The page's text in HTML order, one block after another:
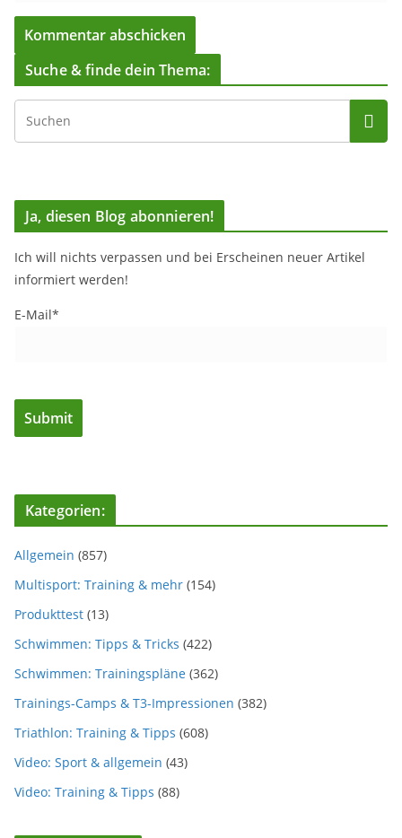
Suche & finde dein Thema:
Ja, diesen Blog abonnieren!
Ich will nichts verpassen und bei Erscheinen neuer Artikel
informiert werden!
E-Mail*
Kategorien:
Allgemein (857)
Multisport: Training & mehr (154)
Produkttest (13)
Schwimmen: Tipps & Tricks (422)
Schwimmen: Trainingspläne (362)
Trainings-Camps & T3-Impressionen (382)
Triathlon: Training & Tipps (608)
Video: Sport & allgemein (43)
Video: Training & Tipps (88)